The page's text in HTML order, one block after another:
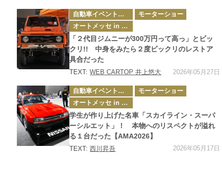
カ
テ
ゴ
リ
ー
自動車イベント・カーイベント
モーターショー
オートメッセ in 愛知
「２代目ジムニーが300万円って高っ」とビッ
クリ!! 中身をみたら２度ビックリのレストア
具合だった
TEXT:WEB CARTOP 井上悠大 2026年05月27日
カ
テ
ゴ
リ
ー
自動車イベント・カーイベント
モーターショー
オートメッセ in 愛知
学生が作り上げた名車「スカイライン・スーパ
ーシルエット」！ 本物へのリスペクトが溢れ
る１台だった【AMA2026】
TEXT:西川昇吾 2026年05月17日